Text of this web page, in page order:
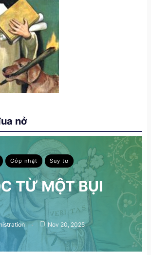
nở
Góp nhặt Suy tư
TỪ MỘT BỤI
Nov 20, 2025